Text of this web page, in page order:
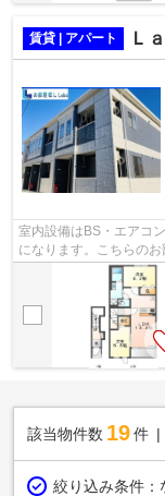
賃貸 | アパート Ｌ
室内設備はBS・エアコ
になります。こちらの
は54.47㎡です。3口コン
該当物件数 19件
絞り込み条件：